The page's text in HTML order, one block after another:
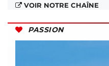
VOIR NOTRE CHAÎNE
PASSION